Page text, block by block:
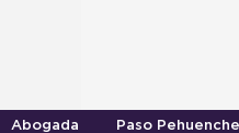
Abogada Paso Pehuenche